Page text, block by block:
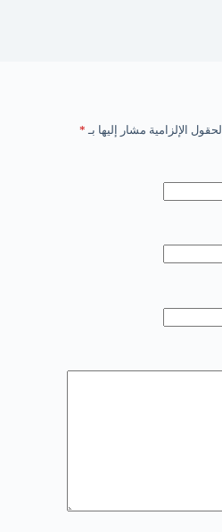
الحقول الإلزامية مشار إليها بـ *